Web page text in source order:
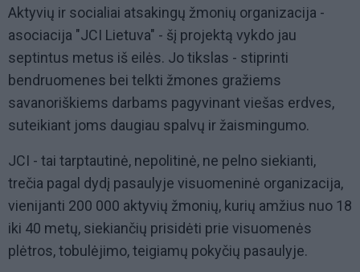
Aktyvių ir socialiai atsakingų žmonių organizacija -
asociacija "JCI Lietuva" - šį projektą vykdo jau
septintus metus iš eilės. Jo tikslas - stiprinti
bendruomenes bei telkti žmones gražiems
savanoriškiems darbams pagyvinant viešas erdves,
suteikiant joms daugiau spalvų ir žaismingumo.
JCI - tai tarptautinė, nepolitinė, ne pelno siekianti,
trečia pagal dydį pasaulyje visuomeninė organizacija,
vienijanti 200 000 aktyvių žmonių, kurių amžius nuo 18
iki 40 metų, siekiančių prisidėti prie visuomenės
plėtros, tobulėjimo, teigiamų pokyčių pasaulyje.